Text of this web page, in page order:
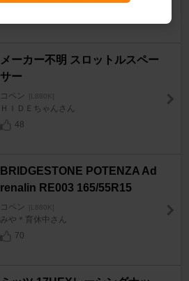
メーカー不明 スロットルスペー
サー
コペン
ＨＩＤＥちゃんさん
48
BRIDGESTONE POTENZA Ad
renalin RE003 165/55R15
コペン
みや＊育休中さん
70